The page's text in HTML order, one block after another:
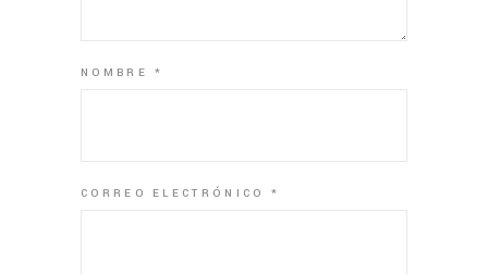
NOMBRE*
CORREO ELECTRÓNICO *